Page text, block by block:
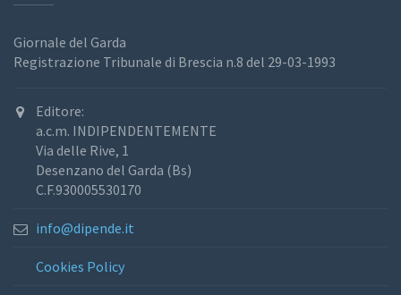
Giornale del Garda
Registrazione Tribunale di Brescia n.8 del 29-03-1993
Editore:
a.c.m. INDIPENDENTEMENTE
Via delle Rive, 1
Desenzano del Garda (Bs)
C.F.930005530170
info@dipende.it
Cookies Policy